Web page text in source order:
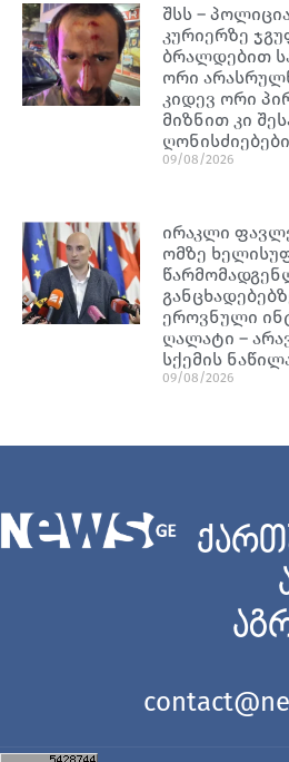
შსს –
კურიერზე
ბრალდებით
ორი
კიდევ ორი
მიზნით კი
09/08/2026
ირაკლი
ომზე
ეროვნული
ღალატი –
სქემის
09/08/2026